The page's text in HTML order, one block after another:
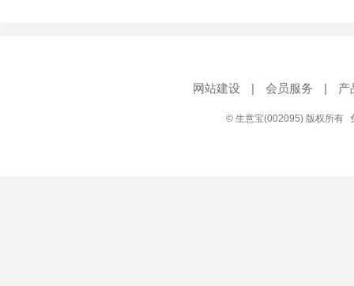
网站建设 | 会员服务 | 产
© 生意宝(002095) 版权所有